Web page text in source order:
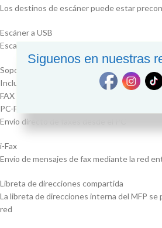
Los destinos de escáner puede estar
Escáner a USB
Escaneo directo a una memoria USB
Soporta varios formatos de escaneo
Incluye TIFF, PDF, PDF Compacto, JPEG, etc.
FAX
PC-Fax
Envío directo de faxes desde el PC
i-Fax
Envío de mensajes de fax mediante la red
Libreta de direcciones compartida
La libreta de direcciones interna del MFP se
red
Siguenos en nuestras